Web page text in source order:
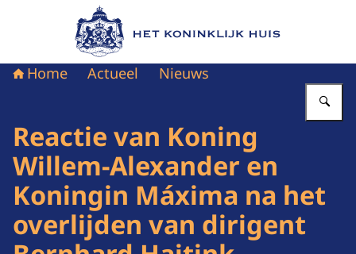
Naar de homepage van Het Koninklijk Huis
Home Actueel Nieuws
Reactie van Koning
Willem-Alexander en
Koningin Máxima na het
overlijden van dirigent